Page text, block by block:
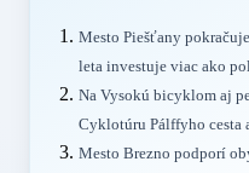
Mesto Piešťany
leta investuje viac ako
Na Vysokú bicyklom aj
Cyklotúru Pálffyho cesta
Mesto Brezno podporí